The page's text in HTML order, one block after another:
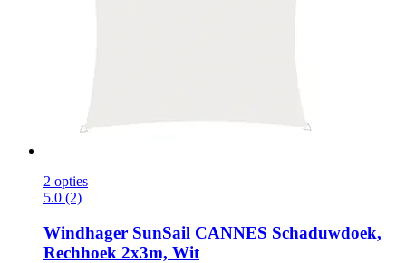
2 opties
5.0 (2)
Windhager SunSail CANNES Schaduwdoek,
Rechhoek 2x3m, Wit